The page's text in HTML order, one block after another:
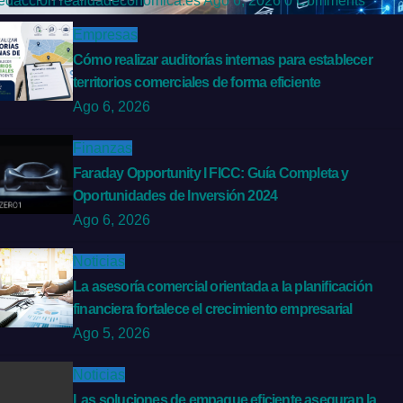
Empresas
Cómo realizar auditorías internas para establecer
territorios comerciales de forma eficiente
Ago 6, 2026
Finanzas
Faraday Opportunity I FICC: Guía Completa y
Oportunidades de Inversión 2024
Ago 6, 2026
Noticias
La asesoría comercial orientada a la planificación
financiera fortalece el crecimiento empresarial
Ago 5, 2026
Noticias